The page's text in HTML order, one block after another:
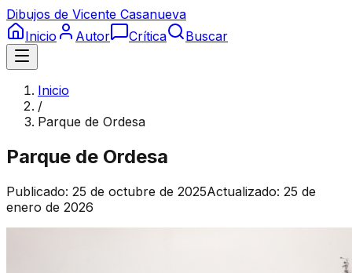
Dibujos de Vicente Casanueva
Inicio
Autor Crítica Buscar
Inicio
/
Parque de Ordesa
Parque de Ordesa
Publicado: 25 de octubre de 2025Actualizado: 25 de
enero de 2026